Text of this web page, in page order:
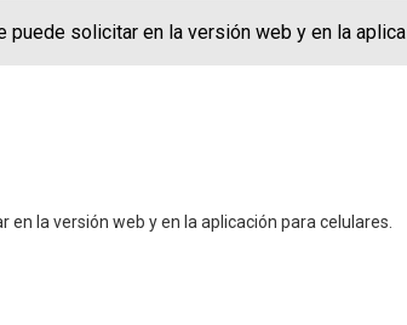
puede solicitar en la versión web y en la aplica
la versión web y en la aplicación para celulares.